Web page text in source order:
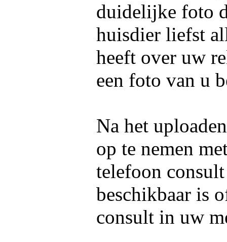
duidelijke foto
huisdier liefst
heeft over uw
een foto van u
Na het
op te nemen
telefoon
beschikbaar is
consult in uw